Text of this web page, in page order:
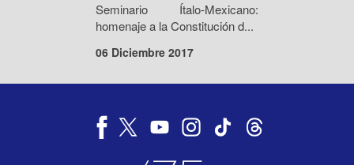
Seminario Ítalo-Mexicano:
homenaje a la Constitución d...
06 Diciembre 2017